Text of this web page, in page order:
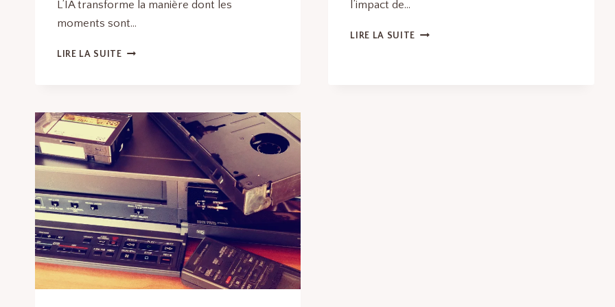
L’IA transforme la manière dont les
moments sont…
LIRE LA SUITEPHOTOBOOTH
ÉVÉNEMENTS
AVEC
L’INTELLIGENCE
ARTIFICIELLE
l’impact de…
LIRE LA SUITE L’IMPACT